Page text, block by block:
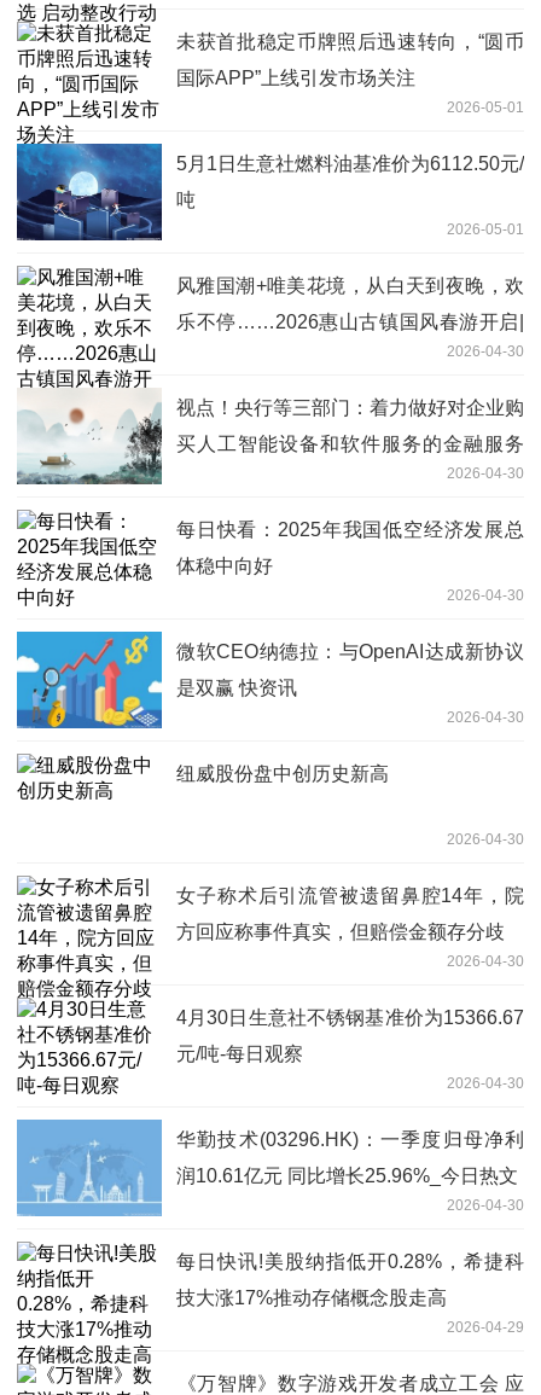
未获首批稳定币牌照后迅速转向，“圆币
国际APP”上线引发市场关注
2026-05-01
5月1日生意社燃料油基准价为6112.50元/
吨
2026-05-01
风雅国潮+唯美花境，从白天到夜晚，欢
乐不停……2026惠山古镇国风春游开启|
2026-04-30
视点！央行等三部门：着力做好对企业购
买人工智能设备和软件服务的金融服务
2026-04-30
每日快看：2025年我国低空经济发展总
体稳中向好
2026-04-30
微软CEO纳德拉：与OpenAI达成新协议
是双赢 快资讯
2026-04-30
纽威股份盘中创历史新高
2026-04-30
女子称术后引流管被遗留鼻腔14年，院
方回应称事件真实，但赔偿金额存分歧
2026-04-30
4月30日生意社不锈钢基准价为15366.67
元/吨-每日观察
2026-04-30
华勤技术(03296.HK)：一季度归母净利
润10.61亿元 同比增长25.96%_今日热文
2026-04-30
每日快讯!美股纳指低开0.28%，希捷科
技大涨17%推动存储概念股走高
2026-04-29
‌《万智牌》数字游戏开发者成立工会 应